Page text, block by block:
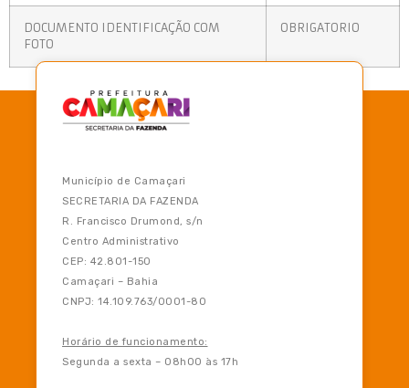
DOCUMENTO IDENTIFICAÇÃO COM
FOTO
OBRIGATORIO
Município de Camaçari
SECRETARIA DA FAZENDA
R. Francisco Drumond, s/n
Centro Administrativo
CEP: 42.801-150
Camaçari – Bahia
CNPJ: 14.109.763/0001-80
Horário de funcionamento:
Segunda a sexta – 08h00 às 17h